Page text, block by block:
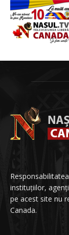
instituțiilor,
pe acest site nu
Canada.